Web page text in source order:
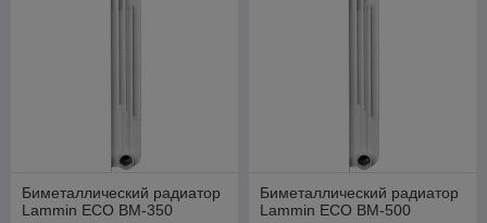
Биметаллический радиатор
Lammin ECO BM-350
Биметаллический радиатор
Lammin ECO BM-500